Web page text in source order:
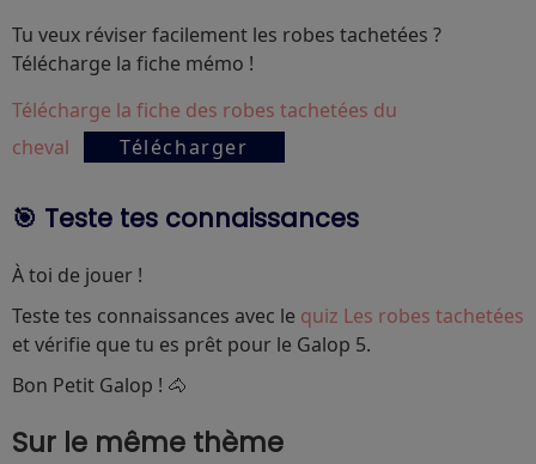
Tu veux réviser facilement les robes tachetées ?
Télécharge la fiche mémo !
Télécharge la fiche des robes tachetées du
cheval
Télécharger
🎯 Teste tes connaissances
À toi de jouer !
Teste tes connaissances avec le quiz Les robes tachetées
et vérifie que tu es prêt pour le Galop 5.
Bon Petit Galop ! 🐴
Sur le même thème